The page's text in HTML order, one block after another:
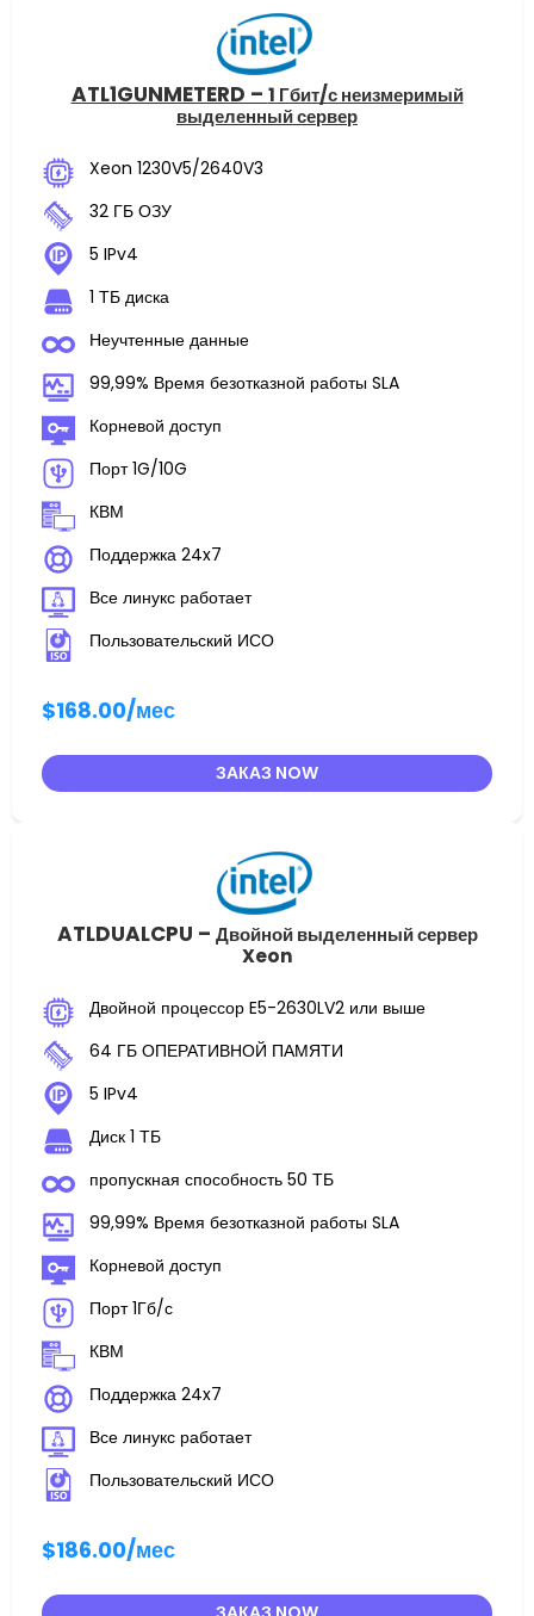
ATL1GUNMETERD – 1 Гбит/с неизмеримый
выделенный сервер
Xeon 1230V5/2640V3
32 ГБ ОЗУ
5 IPv4
1 ТБ диска
Неучтенные данные
99,99% Время безотказной работы SLA
Корневой доступ
Порт 1G/10G
КВМ
Поддержка 24x7
Все линукс работает
Пользовательский ИСО
$168.00/мес
ЗАКАЗ NOW
ATLDUALCPU – Двойной выделенный сервер
Xeon
Двойной процессор E5-2630LV2 или выше
64 ГБ ОПЕРАТИВНОЙ ПАМЯТИ
5 IPv4
Диск 1 ТБ
пропускная способность 50 ТБ
99,99% Время безотказной работы SLA
Корневой доступ
Порт 1Гб/с
КВМ
Поддержка 24x7
Все линукс работает
Пользовательский ИСО
$186.00/мес